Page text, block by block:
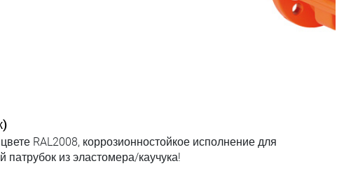
действия, запирающая в одном
RAL2008, коррозионностойкое исполнение для